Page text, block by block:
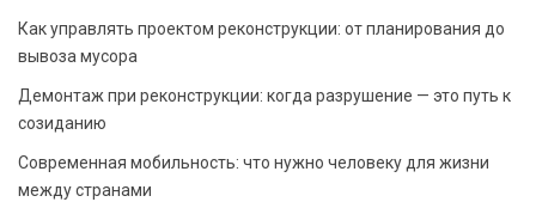
Как управлять проектом реконструкции: от планирования до
вывоза мусора
Демонтаж при реконструкции: когда разрушение — это путь к
созиданию
Современная мобильность: что нужно человеку для жизни
между странами